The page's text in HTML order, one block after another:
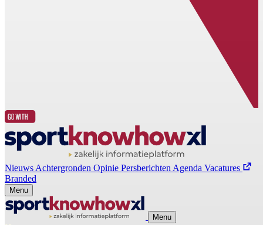
NieuwsAchtergronden
Branded
Menu